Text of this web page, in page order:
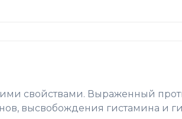
свойствами. Выраженный
высвобождения гистамина и